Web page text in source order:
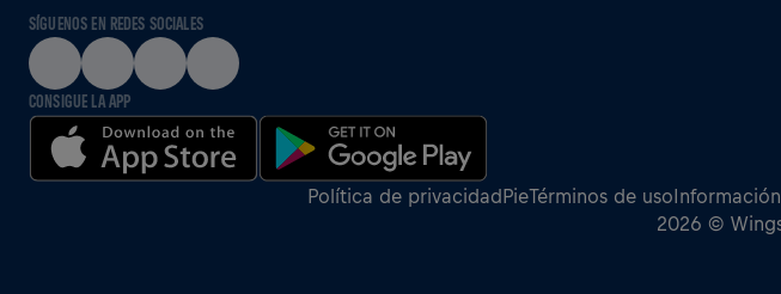
SÍGUENOS EN REDES SOCIALES
CONSIGUE LA APP
Política de privacidadPieTérminos de uso
2026 ©